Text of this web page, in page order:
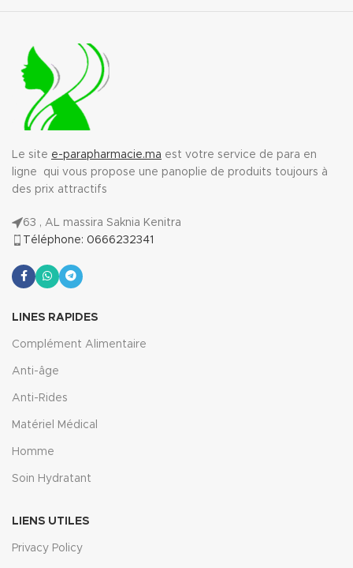
Le site e-parapharmacie.ma est votre service de para en
ligne qui vous propose une panoplie de produits toujours à
des prix attractifs
63 , AL massira Saknia Kenitra
Téléphone: 0666232341
LINES RAPIDES
Complément Alimentaire
Anti-âge
Anti-Rides
Matériel Médical
Homme
Soin Hydratant
LIENS UTILES
Privacy Policy